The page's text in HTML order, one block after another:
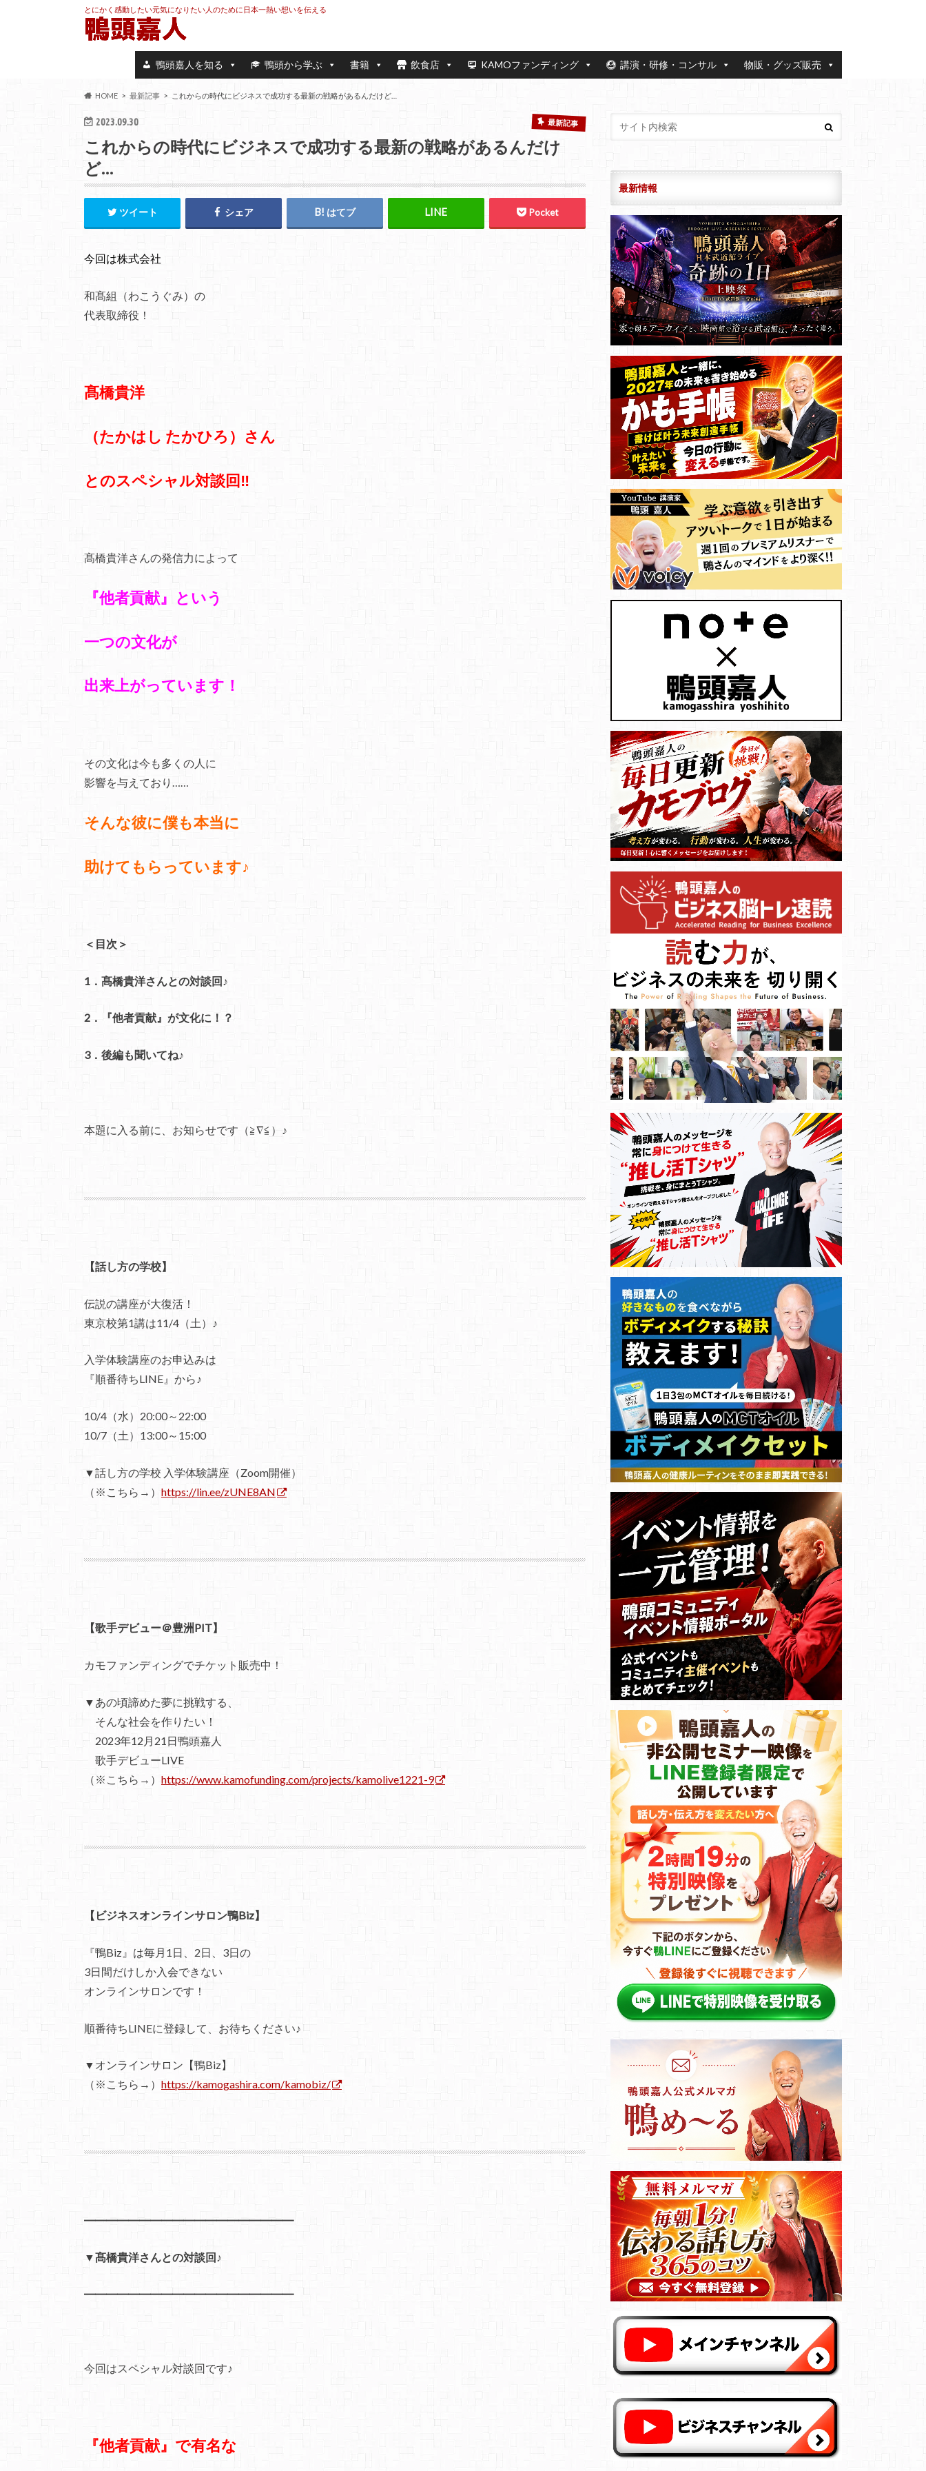
とにかく感動したい元気になりたい人のために日本一熱い想いを伝える
鴨頭嘉人を知る 鴨頭から学ぶ 書籍 飲食店 KAMOファンディング 講演・研修・コンサル 物販・グッズ販売
HOME 最新記事 これからの時代にビジネスで成功する最新の戦略があるんだけど…
2023.09.30 最新記事
これからの時代にビジネスで成功する最新の戦略があるんだけ
ど…
ツイート シェア はてブ Pocket
今回は株式会社
和髙組（わこうぐみ）の
代表取締役！
髙橋貴洋
（たかはし たかひろ）さん
とのスペシャル対談回‼
髙橋貴洋さんの発信力によって
『他者貢献』という
一つの文化が
出来上がっています！
その文化は今も多くの人に
影響を与えており……
そんな彼に僕も本当に
助けてもらっています♪
＜目次＞
1．髙橋貴洋さんとの対談回♪
2．『他者貢献』が文化に！？
3．後編も聞いてね♪
本題に入る前に、お知らせです（≧∇≦）♪
【話し方の学校】
伝説の講座が大復活！
東京校第1講は11/4（土）♪
入学体験講座のお申込みは
『順番待ちLINE』から♪
10/4（水）20:00～22:00
10/7（土）13:00～15:00
▼話し方の学校 入学体験講座（Zoom開催）
（※こちら→） https://lin.ee/zUNE8AN
【歌手デビュー＠豊洲PIT】
カモファンディングでチケット販売中！
▼あの頃諦めた夢に挑戦する、
そんな社会を作りたい！
2023年12月21日鴨頭嘉人
歌手デビューLIVE
（※こちら→） https://www.kamofunding.com/projects/kamolive1221-9
【ビジネスオンラインサロン鴨Biz】
『鴨Biz』は毎月1日、2日、3日の
3日間だけしか入会できない
オンラインサロンです！
順番待ちLINEに登録して、お待ちください♪
▼オンラインサロン【鴨Biz】
（※こちら→） https://kamogashira.com/kamobiz/
━━━━━━━━━━━━━━━━━━━
▼髙橋貴洋さんとの対談回♪
━━━━━━━━━━━━━━━━━━━
今回はスペシャル対談回です♪
『他者貢献』で有名な
最新情報